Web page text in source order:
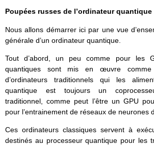
Poupées russes de l’ordinateur quantique
Nous allons démarrer ici par une vue
générale d’un ordinateur quantique.
Tout d’abord, un peu comme pour les
quantiques sont mis en œuvre comme
d’ordinateurs traditionnels qui les
quantique est toujours un
traditionnel, comme peut l’être un GPU
pour l’entrainement de réseaux de neurones
Ces ordinateurs classiques servent à
destinés au processeur quantique pour les